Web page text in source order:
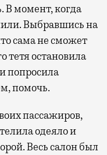
В момент, когда
Выбравшись на
сама не сможет
тетя остановила
помочь.
пассажиров,
одеяло и
Весь салон был